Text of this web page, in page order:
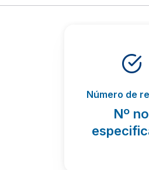
Número de
Nº no